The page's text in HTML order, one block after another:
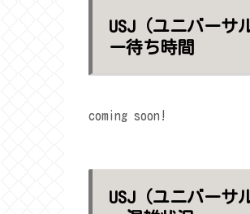
USJ（ユニバーサ
ー待ち時間
coming soon!
USJ（ユニバーサ